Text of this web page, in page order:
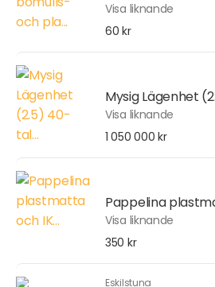
Visa liknande
60 kr
Mysig Lägenhet
Visa liknande
1 050 000 kr
Pappelina
Visa liknande
350 kr
Eskilstuna